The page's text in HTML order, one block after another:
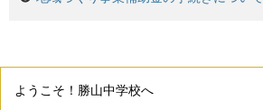
ようこそ！勝山中学校へ